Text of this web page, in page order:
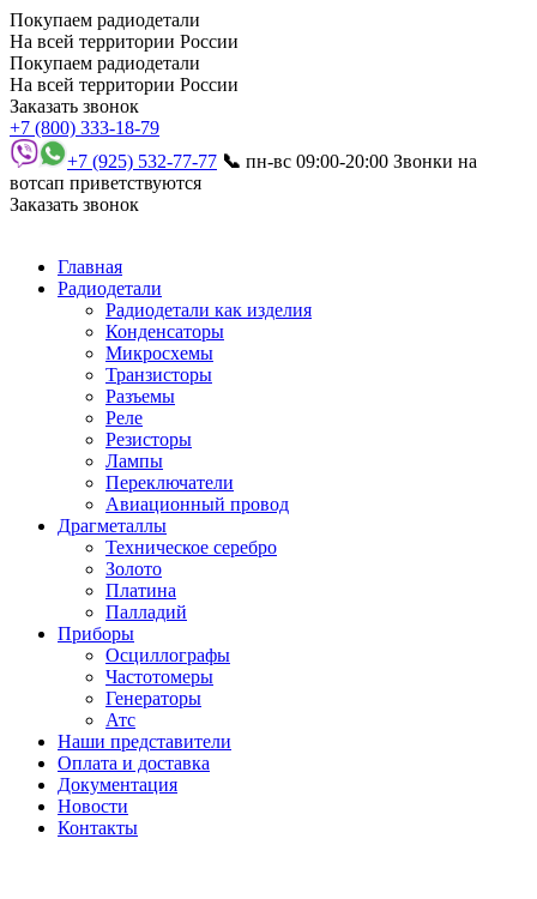
Покупаем радиодетали
На всей территории России
Покупаем радиодетали
На всей территории России
Заказать звонок
+7 (800) 333-18-79
+7 (925) 532-77-77 📞 пн-вс 09:00-20:00 Звонки на
вотсап приветствуются
Заказать звонок
Главная
Радиодетали
Радиодетали как изделия
Конденсаторы
Микросхемы
Транзисторы
Разъемы
Реле
Резисторы
Лампы
Переключатели
Авиационный провод
Драгметаллы
Техническое серебро
Золото
Платина
Палладий
Приборы
Осциллографы
Частотомеры
Генераторы
Атс
Наши представители
Оплата и доставка
Документация
Новости
Контакты